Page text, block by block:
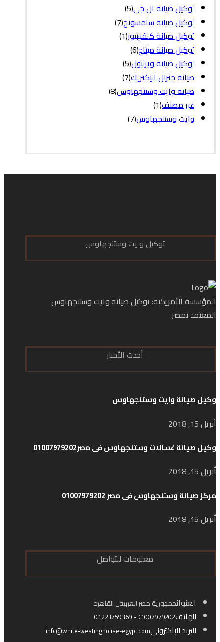
توكيل صيانة ال جى(5)
توكيل صيانة سامسونج(7)
توكيل صيانة كلفنيتيور(1)
توكيل صيانة ميتاج(6)
توكيل صيانة ويرلبول(5)
صيانة جنرال اليكتريك(7)
صيانة وايت وستنجهاوس(8)
غير مصنف(1)
وايت وستنجهاوس(7)
توكيل وايت وستنجهاوس
المؤسسة الأمريكية: توكيل صيانة وايت وستنجهاوس
المعتمد بمصر
أحدث الأخبار
وكيل صيانة وايت وستنجهاوس
أبريل 15, 2018
وكيل صيانة غسالات وستنجهاوس فى مصر01007979202
أبريل 15, 2018
مركز صيانة وستنجهاوس فى مصر 01007979202
أبريل 15, 2018
معلومات للتواصل
العنوانجمهورية مصر العربية_ القاهرة
الهاتف01007979202 - 01223759369
البريد الإلكترونيinfo@white-westinghouse-egypt.com